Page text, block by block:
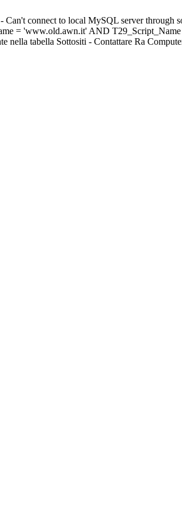
connect to local MySQL server
= 'www.old.awn.it' AND
nella tabella Sottositi - Contattare Ra